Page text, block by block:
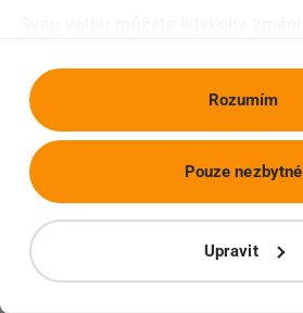
Rozumím
Upravit
Pouze nezbytné